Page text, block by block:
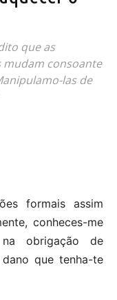
que as
consoante
las de
formais assim
conheces-me
obrigação de
que tenha-te